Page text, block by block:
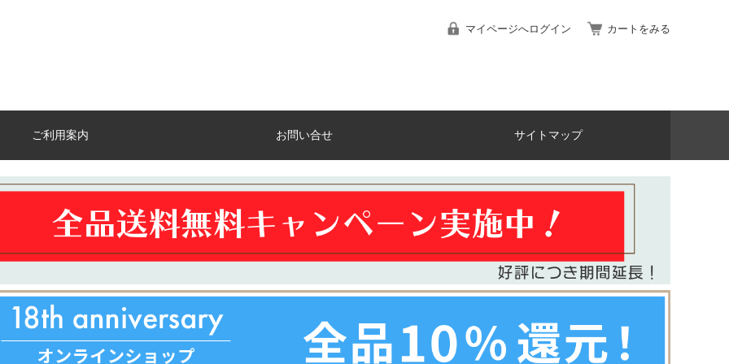
マイページへログイン カートをみる
ご利用案内 お問い合せ サイトマップ